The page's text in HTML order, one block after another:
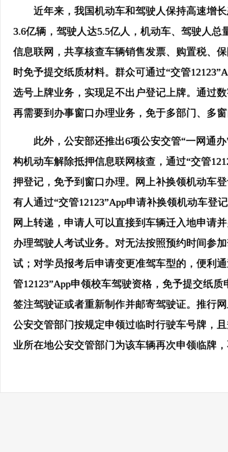
近年来，我国机动车和驾驶人保持高速增
3.6亿辆，驾驶人达5.5亿人，机动车、驾驶人
信息联网，共享核查车辆销售发票、购置税、
时免予提交纸质材料。群众可通过“交管
选号上牌业务，实现足不出户登记上牌。通过
再需要到办事窗口办理业务，免于多部门、多
此外，公安部还推出6项公安交管“一网通
构机动车解除抵押信息联网核查，通过“交管
押登记，免予到窗口办理。网上补换领机动车
有人通过“交管12123”App申请补换领机动车
网上转递，申请人可以直接到车辆迁入地申请
办理驾驶人考试业务。对无法按照预约时间参
试；对学员报考后申请变更准驾车型的，便利
管12123”App申领校车驾驶资格，免予提交纸
签注驾驶证或者重新制作并邮寄驾驶证。推行
公安交管部门按规定申领过临时行驶车号牌，
业所在地公安交管部门为该车辆再次申领临牌